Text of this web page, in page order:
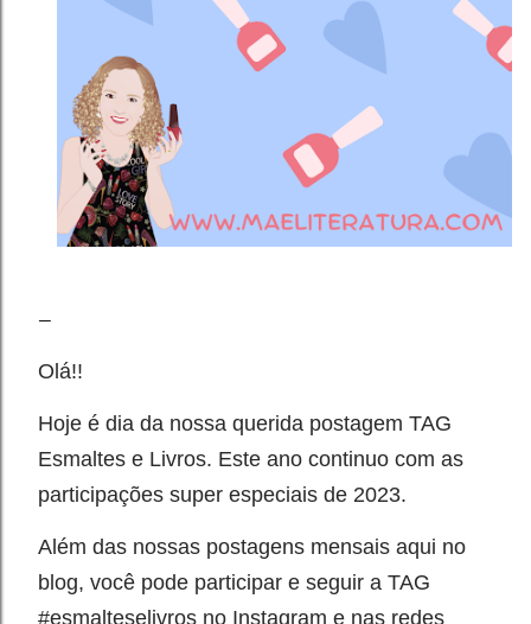
Olá!!
Hoje é dia da nossa querida postagem TAG
Esmaltes e Livros. Este ano continuo com as
participações super especiais de 2023.
Além das nossas postagens mensais aqui no
blog, você pode participar e seguir a TAG
#esmalteselivros no Instagram e nas redes